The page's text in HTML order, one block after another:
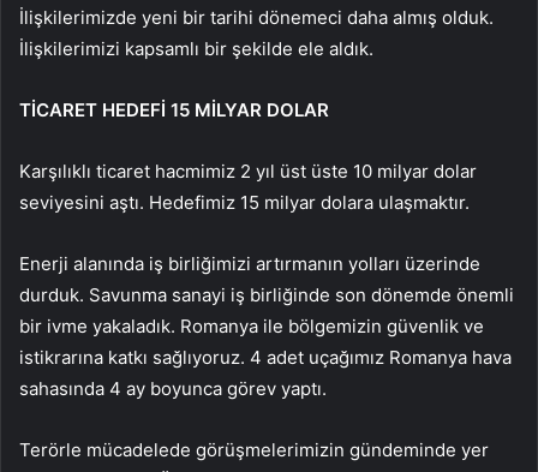
İlişkilerimizde yeni bir tarihi dönemeci daha almış olduk.
İlişkilerimizi kapsamlı bir şekilde ele aldık.
TİCARET HEDEFİ 15 MİLYAR DOLAR
Karşılıklı ticaret hacmimiz 2 yıl üst üste 10 milyar dolar
seviyesini aştı. Hedefimiz 15 milyar dolara ulaşmaktır.
Enerji alanında iş birliğimizi artırmanın yolları üzerinde
durduk. Savunma sanayi iş birliğinde son dönemde önemli
bir ivme yakaladık. Romanya ile bölgemizin güvenlik ve
istikrarına katkı sağlıyoruz. 4 adet uçağımız Romanya hava
sahasında 4 ay boyunca görev yaptı.
Terörle mücadelede görüşmelerimizin gündeminde yer